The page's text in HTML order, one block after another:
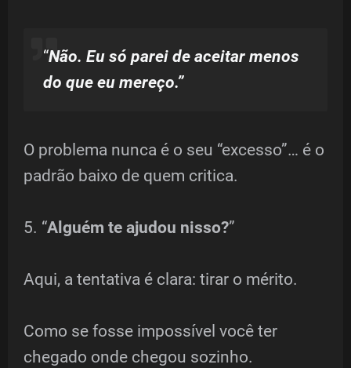
“Não. Eu só parei de aceitar menos
do que eu mereço.”
O problema nunca é o seu “excesso”… é o
padrão baixo de quem critica.
5. “Alguém te ajudou nisso?”
Aqui, a tentativa é clara: tirar o mérito.
Como se fosse impossível você ter
chegado onde chegou sozinho.